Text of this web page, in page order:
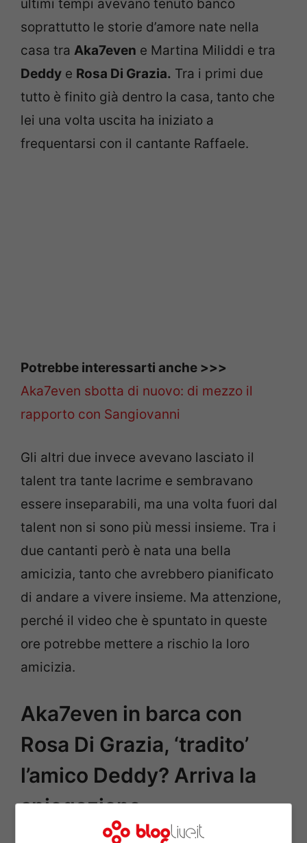
ultimi tempi avevano tenuto banco
soprattutto le storie d’amore nate nella
casa tra Aka7even e Martina Miliddi e tra
Deddy e Rosa Di Grazia. Tra i primi due
tutto è finito già dentro la casa, tanto che
lei una volta uscita ha iniziato a
frequentarsi con il cantante Raffaele.
Potrebbe interessarti anche >>>
Aka7even sbotta di nuovo: di mezzo il
rapporto con Sangiovanni
Gli altri due invece avevano lasciato il
talent tra tante lacrime e sembravano
essere inseparabili, ma una volta fuori dal
talent non si sono più messi insieme. Tra i
due cantanti però è nata una bella
amicizia, tanto che avrebbero pianificato
di andare a vivere insieme. Ma attenzione,
perché il video che è spuntato in queste
ore potrebbe mettere a rischio la loro
amicizia.
Aka7even in barca con
Rosa Di Grazia, ‘tradito’
l’amico Deddy? Arriva la
spiegazione